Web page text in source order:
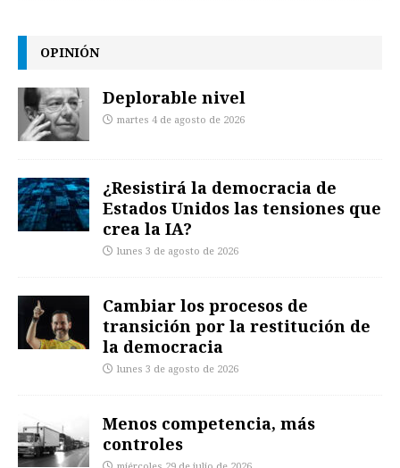
OPINIÓN
Deplorable nivel
martes 4 de agosto de 2026
¿Resistirá la democracia de
Estados Unidos las tensiones que
crea la IA?
lunes 3 de agosto de 2026
Cambiar los procesos de
transición por la restitución de
la democracia
lunes 3 de agosto de 2026
Menos competencia, más
controles